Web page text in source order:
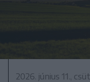
2026. június 11.,